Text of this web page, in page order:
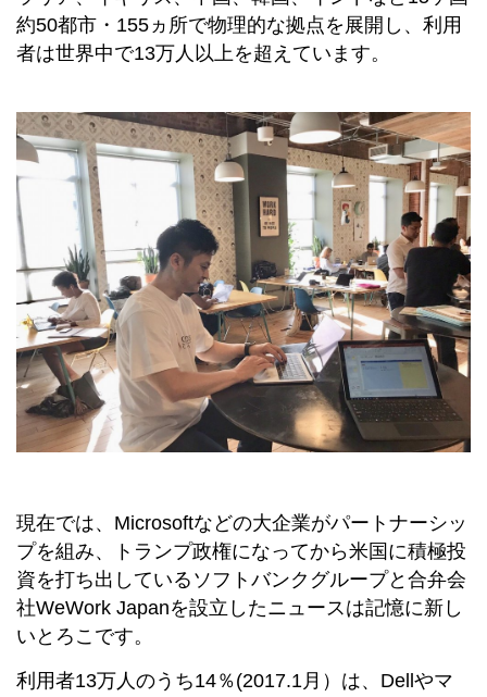
約50都市・155ヵ所で物理的な拠点を展開し、利用
者は世界中で13万人以上を超えています。
現在では、Microsoftなどの大企業がパートナーシッ
プを組み、トランプ政権になってから米国に積極投
資を打ち出しているソフトバンクグループと合弁会
社WeWork Japanを設立したニュースは記憶に新し
いとろこです。
利用者13万人のうち14％(2017.1月）は、Dellやマ